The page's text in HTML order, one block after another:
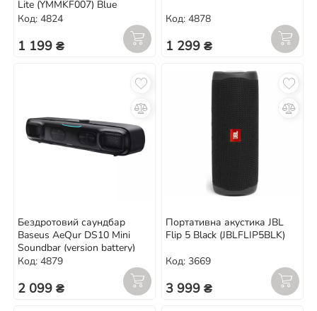
Lite (YMMKF007) Blue
Код: 4824
1 199 ₴
Код: 4878
1 299 ₴
Бездротовий саундбар
Baseus AeQur DS10 Mini
Soundbar (version battery)
Код: 4879
2 099 ₴
Портативна акустика JBL
Flip 5 Black (JBLFLIP5BLK)
Код: 3669
3 999 ₴